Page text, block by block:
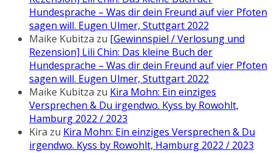
Hundesprache – Was dir dein Freund auf vier Pfoten
sagen will. Eugen Ulmer, Stuttgart 2022
Maike Kubitza zu [Gewinnspiel / Verlosung und
Rezension] Lili Chin: Das kleine Buch der
Hundesprache – Was dir dein Freund auf vier Pfoten
sagen will. Eugen Ulmer, Stuttgart 2022
Maike Kubitza zu Kira Mohn: Ein einziges
Versprechen & Du irgendwo. Kyss by Rowohlt,
Hamburg 2022 / 2023
Kira zu Kira Mohn: Ein einziges Versprechen & Du
irgendwo. Kyss by Rowohlt, Hamburg 2022 / 2023